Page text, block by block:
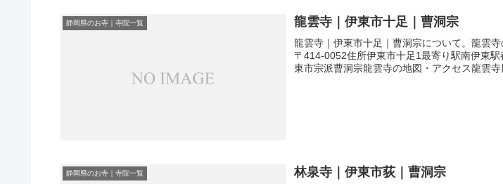
静岡県のお寺｜寺院一覧 龍雲寺｜伊東市十足｜曹洞宗
龍雲寺｜伊東市十足｜曹洞宗について。龍雲
〒414-0052住所伊東市十足1最寄り駅南伊東
東市宗派曹洞宗龍雲寺の地図・アクセス龍雲寺
静岡県のお寺｜寺院一覧 林泉寺｜伊東市荻｜曹洞宗